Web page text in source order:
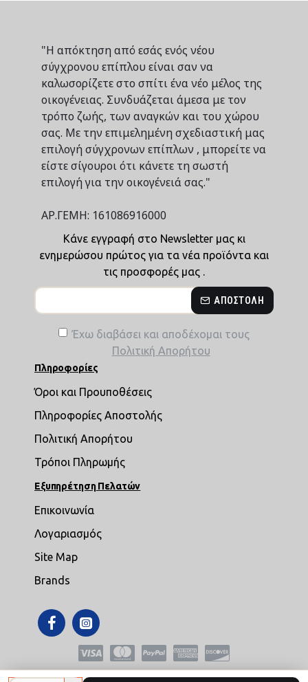
"Η απόκτηση από εσάς ενός νέου
σύγχρονου επίπλου είναι σαν να
καλωσορίζετε στο σπίτι ένα νέο μέλος της
οικογένειας. Συνδυάζεται άμεσα με τον
τρόπο ζωής, των αναγκών και του χώρου
σας. Με την επιμελημένη σχεδιαστική μας
επιλογή σύγχρονων επίπλων , μπορείτε να
είστε σίγουροι ότι κάνετε τη σωστή
επιλογή για την οικογένειά σας."
ΑΡ.ΓΕΜΗ: 161086916000
Κάνε εγγραφή στο Newsletter μας κι
ενημερώσου πρώτος για τα νέα προϊόντα και
τις προσφορές μας .
ΑΠΟΣΤΟΛΉ
Έχω διαβάσει και αποδέχομαι τους
Πολιτική Απορήτου
Πληροφορίες
Όροι και Προυποθέσεις
Πληροφορίες Αποστολής
Πολιτική Απορήτου
Τρόποι Πληρωμής
Εξυπηρέτηση Πελατών
Επικοινωνία
Λογαριασμός
Site Map
Brands
Copyright © 2021,mikroepipla.gr , All Rights Reserved